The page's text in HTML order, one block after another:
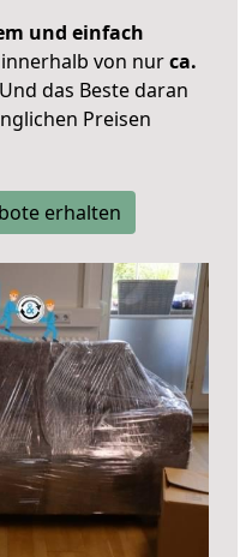
und einfach
von nurca.
das Beste daran
Preisen
erhalten